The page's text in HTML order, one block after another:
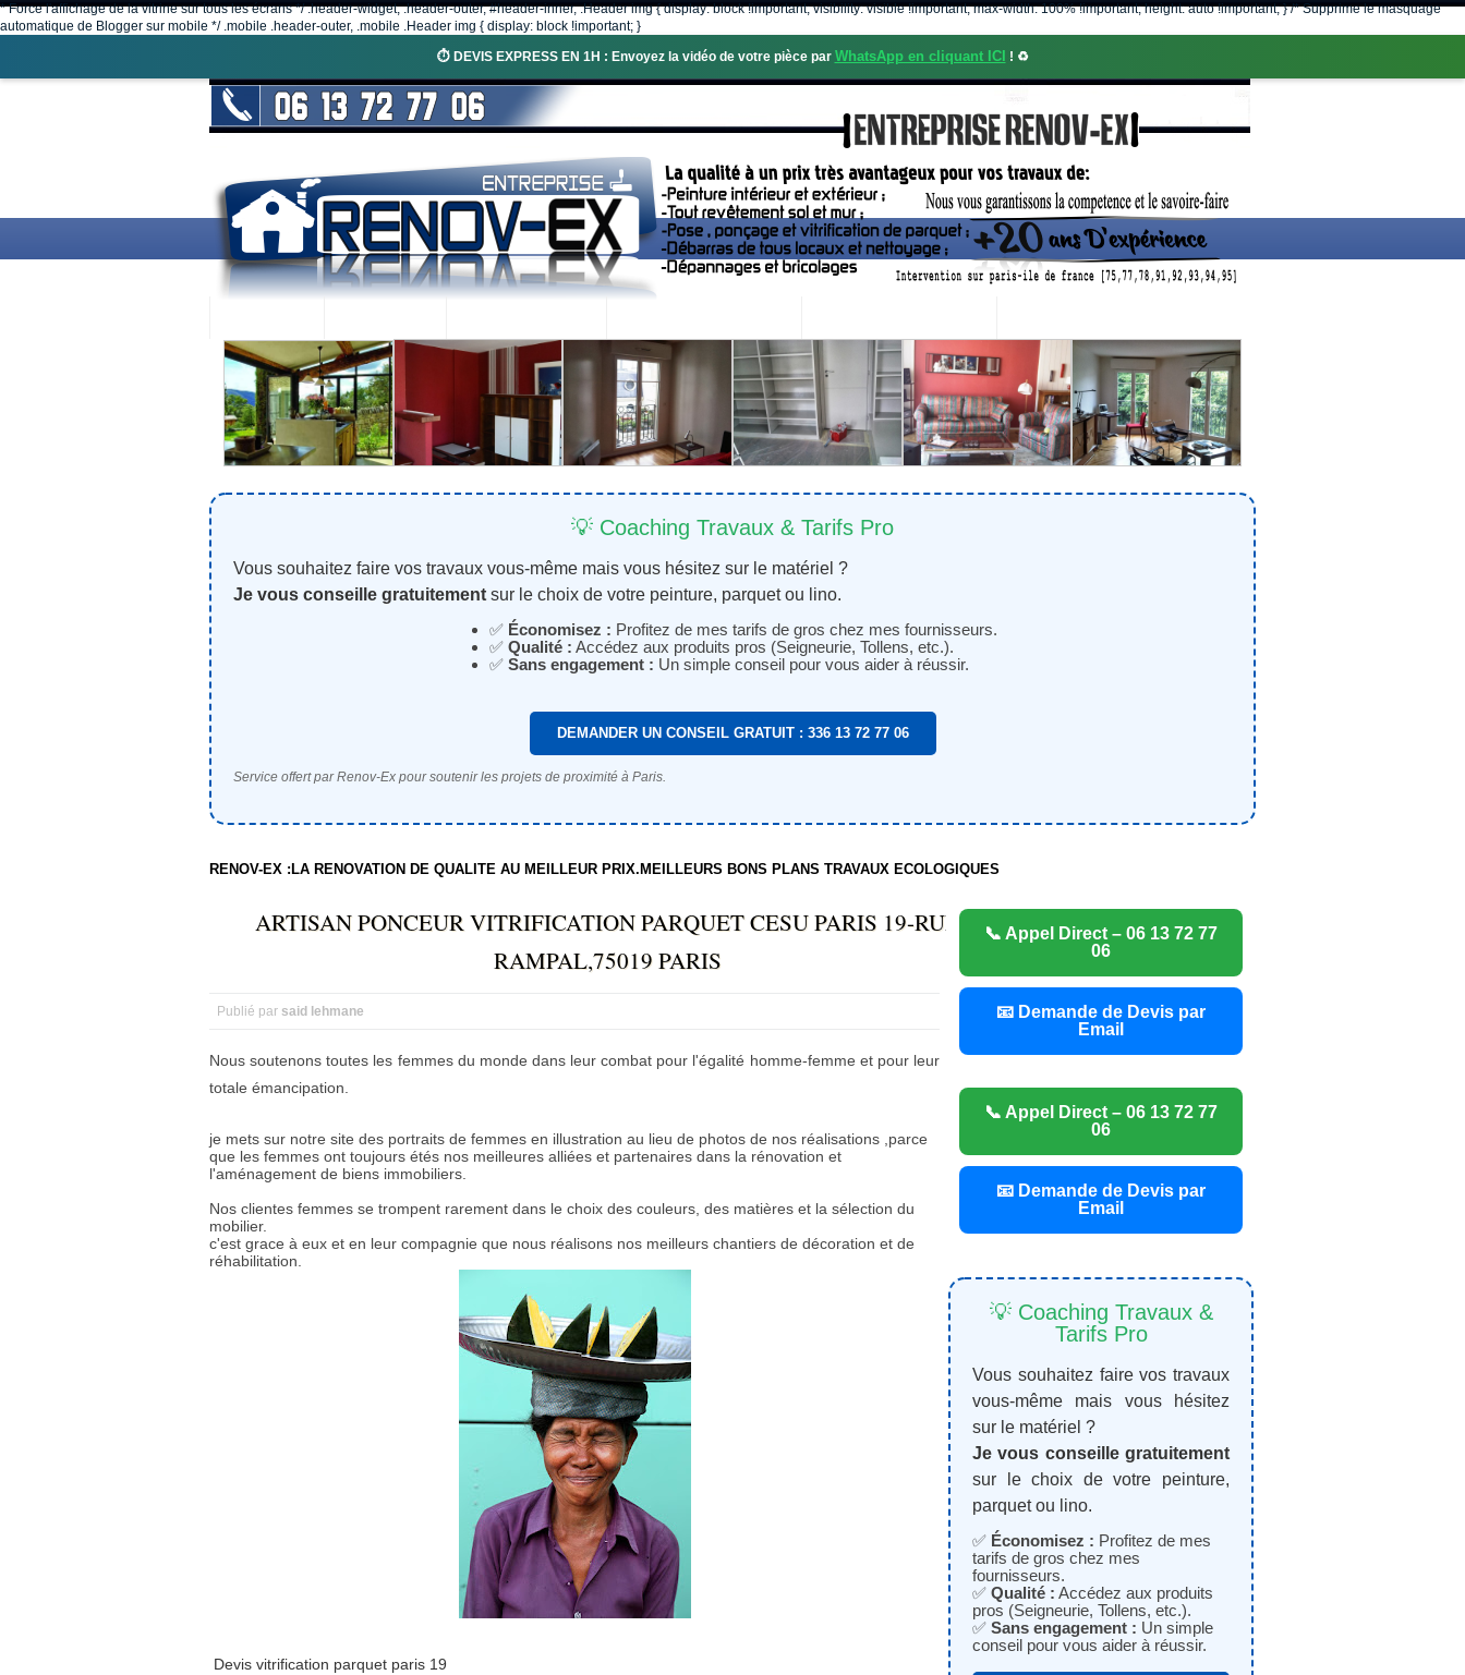
* Force l'affichage de la vitrine sur tous les écrans */ .header-widget, .header-outer, #header-inner, .Header img { display: block !important; visibility: visible !important; max-width: 100% !important; height: auto !important; } /* Supprime le masquage
automatique de Blogger sur mobile */ .mobile .header-outer, .mobile .Header img { display: block !important; }
⏱️ DEVIS EXPRESS EN 1H : Envoyez la vidéo de votre pièce par WhatsApp en cliquant ICI ! ♻️
💡 Coaching Travaux & Tarifs Pro
Vous souhaitez faire vos travaux vous-même mais vous hésitez sur le matériel ?
Je vous conseille gratuitement sur le choix de votre peinture, parquet ou lino.
✅ Économisez : Profitez de mes tarifs de gros chez mes fournisseurs.
✅ Qualité : Accédez aux produits pros (Seigneurie, Tollens, etc.).
✅ Sans engagement : Un simple conseil pour vous aider à réussir.
DEMANDER UN CONSEIL GRATUIT : 336 13 72 77 06
Service offert par Renov-Ex pour soutenir les projets de proximité à Paris.
RENOV-EX :LA RENOVATION DE QUALITE AU MEILLEUR PRIX.MEILLEURS BONS PLANS TRAVAUX ECOLOGIQUES
ARTISAN PONCEUR VITRIFICATION PARQUET CESU PARIS 19-RUE
RAMPAL,75019 PARIS
Publié par said lehmane
Nous soutenons toutes les femmes du monde dans leur combat pour l'égalité homme-femme et pour leur
totale émancipation.
je mets sur notre site des portraits de femmes en illustration au lieu de photos de nos réalisations ,parce
que les femmes ont toujours étés nos meilleures alliées et partenaires dans la rénovation et
l'aménagement de biens immobiliers.
Nos clientes femmes se trompent rarement dans le choix des couleurs, des matières et la sélection du
mobilier.
c'est grace à eux et en leur compagnie que nous réalisons nos meilleurs chantiers de décoration et de
réhabilitation.
Devis vitrification parquet paris 19
📞 Appel Direct – 06 13 72 77
06
📧 Demande de Devis par
Email
📞 Appel Direct – 06 13 72 77
06
📧 Demande de Devis par
Email
💡 Coaching Travaux &
Tarifs Pro
Vous souhaitez faire vos travaux
vous-même mais vous hésitez
sur le matériel ?
Je vous conseille gratuitement
sur le choix de votre peinture,
parquet ou lino.
✅ Économisez : Profitez de mes
tarifs de gros chez mes
fournisseurs.
✅ Qualité : Accédez aux produits
pros (Seigneurie, Tollens, etc.).
✅ Sans engagement : Un simple
conseil pour vous aider à réussir.